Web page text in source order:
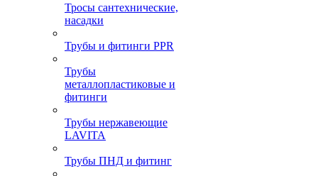
Тросы сантехнические,
насадки
Трубы и фитинги PPR
Трубы
металлопластиковые и
фитинги
Трубы нержавеющие
LAVITA
Трубы ПНД и фитинг